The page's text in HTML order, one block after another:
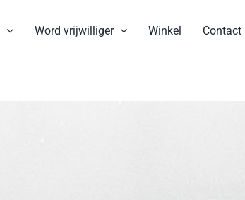
Word vrijwilliger Winkel Contact